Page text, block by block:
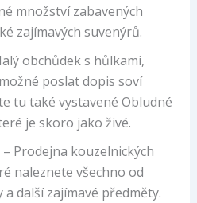
množství zabavených
zajímavých suvenýrů.
obchůdek s hůlkami,
poslat dopis soví
tu také vystavené Obludné
je skoro jako živé.
– Prodejna kouzelnických
naleznete všechno od
další zajímavé předměty.